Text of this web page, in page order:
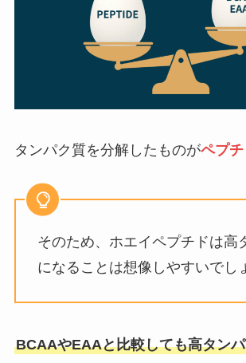
タンパク質を分解したものがペプチ
そのため、ホエイペプチドは高
になることは想像しやすいでし
BCAAやEAAと比較しても高タン